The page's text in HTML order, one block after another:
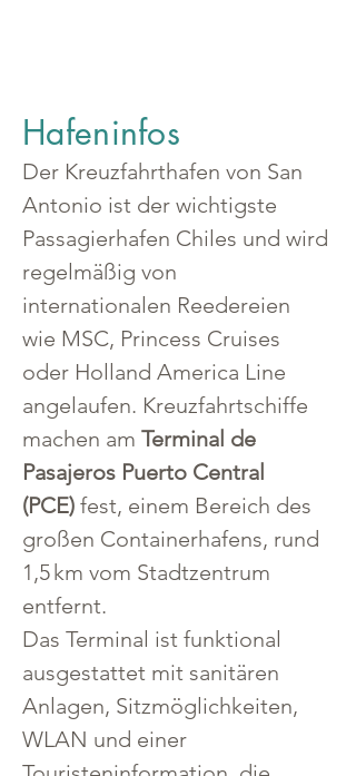
Hafeninfos
Der Kreuzfahrthafen von San
Antonio ist der wichtigste
Passagierhafen Chiles und wird
regelmäßig von
internationalen Reedereien
wie MSC, Princess Cruises
oder Holland America Line
angelaufen. Kreuzfahrtschiffe
machen am Terminal de
Pasajeros Puerto Central
(PCE) fest, einem Bereich des
großen Containerhafens, rund
1,5 km vom Stadtzentrum
entfernt.
Das Terminal ist funktional
ausgestattet mit sanitären
Anlagen, Sitzmöglichkeiten,
WLAN und einer